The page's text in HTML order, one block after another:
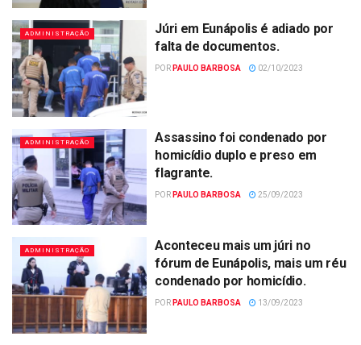
ADMINISTRAÇÃO
Júri em Eunápolis é adiado por
falta de documentos.
POR PAULO BARBOSA 02/10/2023
ADMINISTRAÇÃO
Assassino foi condenado por
homicídio duplo e preso em
flagrante.
POR PAULO BARBOSA 25/09/2023
ADMINISTRAÇÃO
Aconteceu mais um júri no
fórum de Eunápolis, mais um réu
condenado por homicídio.
POR PAULO BARBOSA 13/09/2023